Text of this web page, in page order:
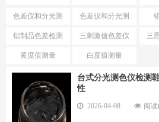
间隔
色差仪和分光测
色仪区别
色差仪和分光测
色仪选择
铝制品色差检测
仪
三刺激值色差仪
优势
三
黄度值测量 白度值测量
台式分光测色仪检测
性
2026-04-08 阅读